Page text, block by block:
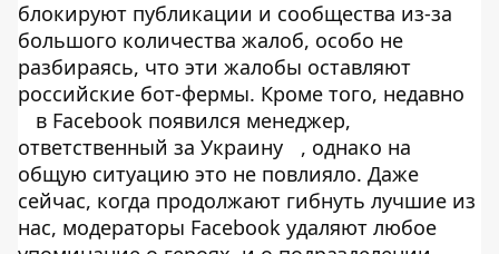
блокируют публикации и сообщества из-за
большого количества жалоб, особо не
разбираясь, что эти жалобы оставляют
российские бот-фермы. Кроме того, недавно
в Facebook появился менеджер,
ответственный за Украину
, однако на
общую ситуацию это не повлияло. Даже
сейчас, когда продолжают гибнуть лучшие из
нас, модераторы Facebook удаляют любое